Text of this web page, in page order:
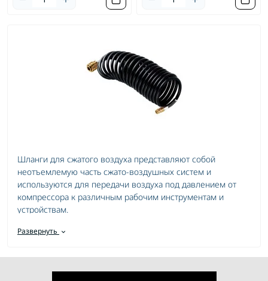
Шланги для сжатого воздуха представляют собой
неотъемлемую часть сжато-воздушных систем и
используются для передачи воздуха под давлением от
компрессора к различным рабочим инструментам и
устройствам.
Ключевые характеристики шлангов для сжатого воздуха:
Развернуть